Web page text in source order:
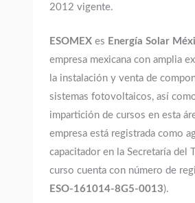
2012 vigente.
ESOMEX es Energía Solar
empresa mexicana con amplia
la instalación y venta de
sistemas fotovoltaicos, así
impartición de cursos en esta
empresa está registrada como
capacitador en la Secretaría del
curso cuenta con número de
ESO-161014-8G5-0013).